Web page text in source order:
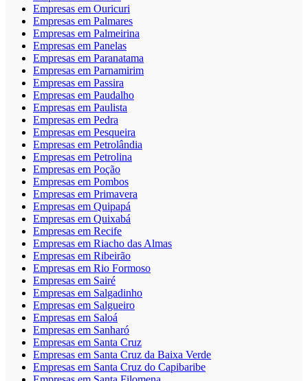
Empresas em Ouricuri
Empresas em Palmares
Empresas em Palmeirina
Empresas em Panelas
Empresas em Paranatama
Empresas em Parnamirim
Empresas em Passira
Empresas em Paudalho
Empresas em Paulista
Empresas em Pedra
Empresas em Pesqueira
Empresas em Petrolândia
Empresas em Petrolina
Empresas em Poção
Empresas em Pombos
Empresas em Primavera
Empresas em Quipapá
Empresas em Quixabá
Empresas em Recife
Empresas em Riacho das Almas
Empresas em Ribeirão
Empresas em Rio Formoso
Empresas em Sairé
Empresas em Salgadinho
Empresas em Salgueiro
Empresas em Saloá
Empresas em Sanharó
Empresas em Santa Cruz
Empresas em Santa Cruz da Baixa Verde
Empresas em Santa Cruz do Capibaribe